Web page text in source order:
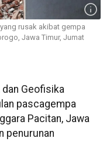
rusak akibat gempa
Jawa Timur, Jumat
Geofisika
pascagempa
Pacitan, Jawa
penurunan